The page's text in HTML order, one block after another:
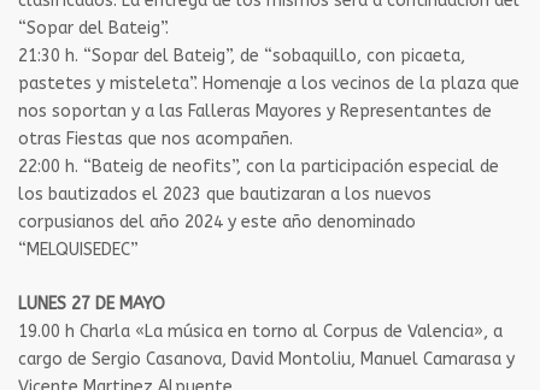
“Sopar del Bateig”.
21:30 h. “Sopar del Bateig”, de “sobaquillo, con picaeta,
pastetes y misteleta”. Homenaje a los vecinos de la plaza que
nos soportan y a las Falleras Mayores y Representantes de
otras Fiestas que nos acompañen.
22:00 h. “Bateig de neofits”, con la participación especial de
los bautizados el 2023 que bautizaran a los nuevos
corpusianos del año 2024 y este año denominado
“MELQUISEDEC”
LUNES 27 DE MAYO
19.00 h Charla «La música en torno al Corpus de Valencia», a
cargo de Sergio Casanova, David Montoliu, Manuel Camarasa y